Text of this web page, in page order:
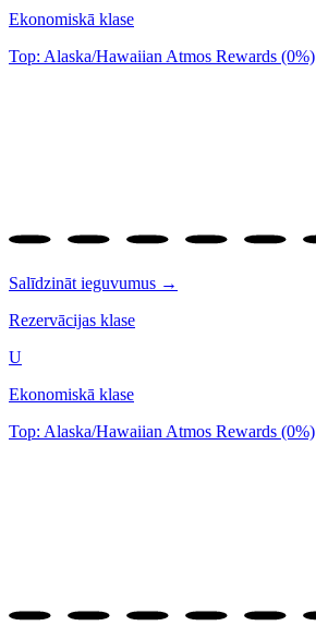
Ekonomiskā klase
Top: Alaska/Hawaiian Atmos Rewards (0%)
Salīdzināt ieguvumus →
Rezervācijas klase
U
Ekonomiskā klase
Top: Alaska/Hawaiian Atmos Rewards (0%)